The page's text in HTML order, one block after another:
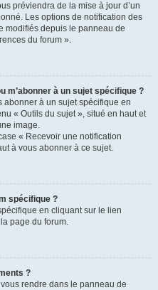
préviendra de la mise à jour d’un
Les options de notification des
modifiés depuis le panneau de
du forum ».
m’abonner à un sujet spécifique ?
abonner à un sujet spécifique en
« Outils du sujet », situé en haut et
image.
« Recevoir une notification
à vous abonner à ce sujet.
spécifique ?
en cliquant sur le lien
page du forum.
?
rendre dans le panneau de